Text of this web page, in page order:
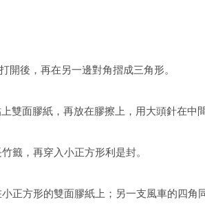
開後，再在另一邊對角摺成三角形。
面膠紙，再放在膠擦上，用大頭針在中
籤，再穿入小正方形利是封。
正方形的雙面膠紙上；另一支風車的四